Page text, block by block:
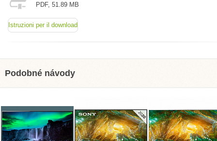
PDF, 51.89 MB
Istruzioni per il download
Podobné návody